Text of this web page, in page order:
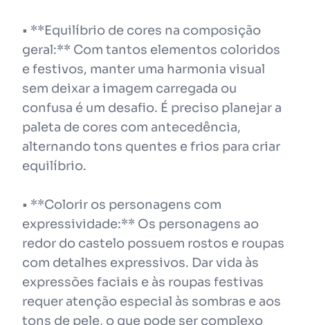
• **Equilíbrio de cores na composição
geral:** Com tantos elementos coloridos
e festivos, manter uma harmonia visual
sem deixar a imagem carregada ou
confusa é um desafio. É preciso planejar a
paleta de cores com antecedência,
alternando tons quentes e frios para criar
equilíbrio.
• **Colorir os personagens com
expressividade:** Os personagens ao
redor do castelo possuem rostos e roupas
com detalhes expressivos. Dar vida às
expressões faciais e às roupas festivas
requer atenção especial às sombras e aos
tons de pele, o que pode ser complexo